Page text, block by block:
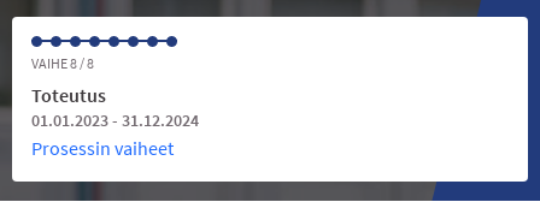
VAIHE 8 / 8
Toteutus
01.01.2023 - 31.12.2024
Prosessin vaiheet